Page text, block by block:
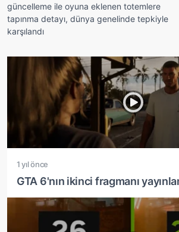
güncelleme ile oyuna eklenen totemlere
tapınma detayı, dünya genelinde tepkiyle
karşılandı
1 yıl önce
GTA 6'nın ikinci fragmanı